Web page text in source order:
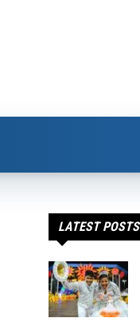
LATEST POSTS